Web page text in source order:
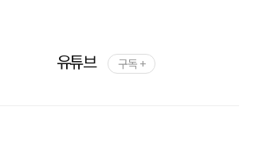
유튜브 구독 +